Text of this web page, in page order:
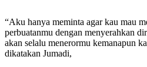
“Aku hanya meminta agar kau mau
perbuatanmu dengan menyerahkan
akan selalu menerormu kemanapun
dikatakan Jumadi,